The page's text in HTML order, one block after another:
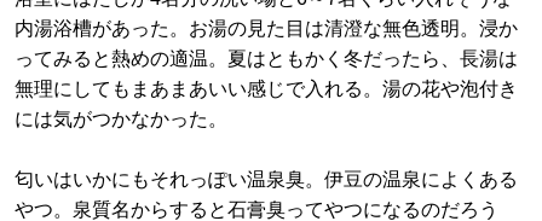
内湯浴槽があった。お湯の見た目は清澄な無色透明。浸か
ってみると熱めの適温。夏はともかく冬だったら、長湯は
無理にしてもまあまあいい感じで入れる。湯の花や泡付き
には気がつかなかった。
匂いはいかにもそれっぽい温泉臭。伊豆の温泉によくある
やつ。泉質名からすると石膏臭ってやつになるのだろう